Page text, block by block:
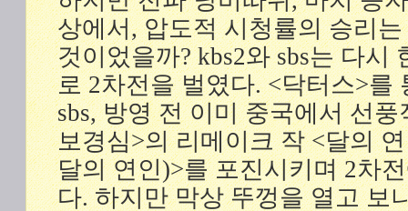
상에서, 압도적 시청률의 승리
것이었을까? kbs2와 sbs는 다시
로 2차전을 벌였다. <닥터스>를
sbs, 방영 전 이미 중국에서 선
보경심>의 리메이크 작 <달의
달의 연인)>를 포진시키며 2차
다. 하지만 막상 뚜껑을 열고 보